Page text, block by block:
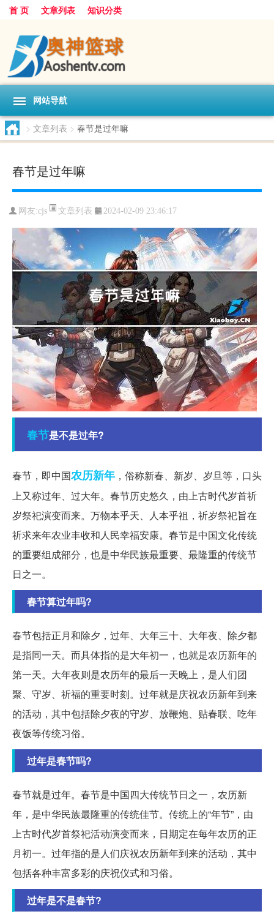
首 页 文章列表 知识分类
网站导航
> 文章列表 > 春节是过年嘛
春节是过年嘛
网友:cjs 文章列表 2024-02-09 23:46:17
春节是不是过年?
春节，即中国农历新年 ，俗称新春、新岁、岁旦等，口头
上又称过年、过大年。春节历史悠久，由上古时代岁首祈
岁祭祀演变而来。万物本乎天、人本乎祖，祈岁祭祀旨在
祈求来年农业丰收和人民幸福安康。春节是中国文化传统
的重要组成部分，也是中华民族最重要、最隆重的传统节
日之一。
春节算过年吗?
春节包括正月和除夕，过年、大年三十、大年夜、除夕都
是指同一天。而具体指的是大年初一，也就是农历新年的
第一天。大年夜则是农历年的最后一天晚上，是人们团
聚、守岁、祈福的重要时刻。过年就是庆祝农历新年到来
的活动，其中包括除夕夜的守岁、放鞭炮、贴春联、吃年
夜饭等传统习俗。
过年是春节吗?
春节就是过年。春节是中国四大传统节日之一，农历新
年，是中华民族最隆重的传统佳节。传统上的“年节”，由
上古时代岁首祭祀活动演变而来，日期定在每年农历的正
月初一。过年指的是人们庆祝农历新年到来的活动，其中
包括各种丰富多彩的庆祝仪式和习俗。
过年是不是春节?